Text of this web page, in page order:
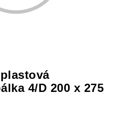
4/D 200 x 275